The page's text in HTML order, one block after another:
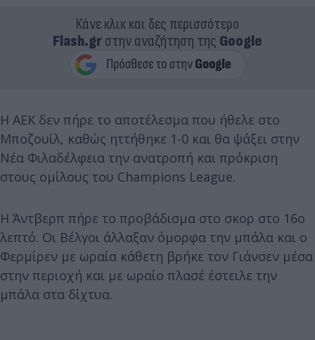
Κάνε κλικ και δες περισσότερο
Flash.grστην αναζήτηση της Google
Η ΑΕΚ δεν πήρε το αποτέλεσμα που ήθελε στο
Μποζουίλ, καθώς ηττήθηκε 1-0 και θα ψάξει στην
Νέα Φιλαδέλφεια την ανατροπή και πρόκριση
στους ομίλους του Champions League.
Η Άντβερπ πήρε το προβάδισμα στο σκορ στο 16ο
λεπτό. Οι Βέλγοι άλλαξαν όμορφα την μπάλα και ο
Φερμίρεν με ωραία κάθετη βρήκε τον Γιάνσεν μέσα
στην περιοχή και με ωραίο πλασέ έστειλε την
μπάλα στα δίχτυα.